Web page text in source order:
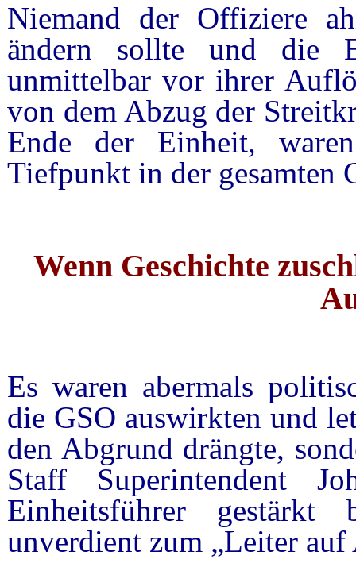
Niemand der Offiziere
ändern sollte und die
unmittelbar vor ihrer
von dem Abzug der
Ende der Einheit,
Tiefpunkt in der gesamten
Wenn Geschichte
Es waren abermals
die GSO auswirkten und
den Abgrund drängte,
Staff Superintendent
Einheitsführer gestärkt
unverdient zum „Leiter